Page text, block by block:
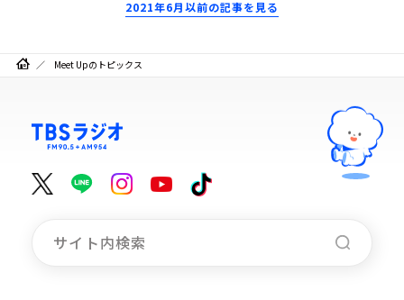
2021年6月以前の記事を見る
Meet Upのトピックス